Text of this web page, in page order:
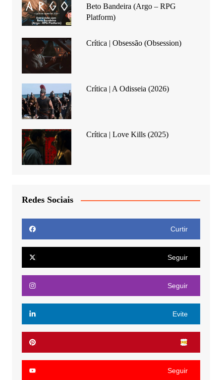
Beto Bandeira (Argo – RPG
Platform)
Crítica | Obsessão (Obsession)
Crítica | A Odisseia (2026)
Crítica | Love Kills (2025)
Redes Sociais
Curtir
Seguir
Seguir
Evite
Seguir